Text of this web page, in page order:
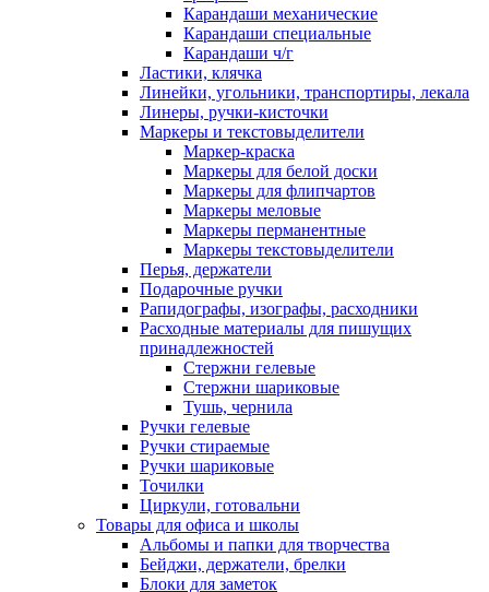
Карандаши механические
Карандаши специальные
Карандаши ч/г
Ластики, клячка
Линейки, угольники, транспортиры, лекала
Линеры, ручки-кисточки
Маркеры и текстовыделители
Маркер-краска
Маркеры для белой доски
Маркеры для флипчартов
Маркеры меловые
Маркеры перманентные
Маркеры текстовыделители
Перья, держатели
Подарочные ручки
Рапидографы, изографы, расходники
Расходные материалы для пишущих
принадлежностей
Стержни гелевые
Стержни шариковые
Тушь, чернила
Ручки гелевые
Ручки стираемые
Ручки шариковые
Точилки
Циркули, готовальни
Товары для офиса и школы
Альбомы и папки для творчества
Бейджи, держатели, брелки
Блоки для заметок